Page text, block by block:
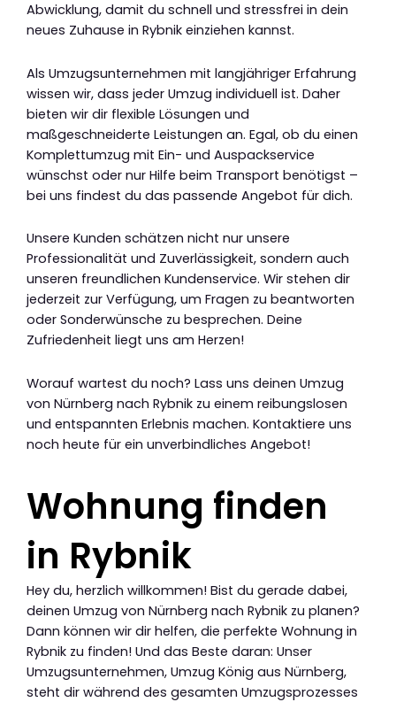
Abwicklung, damit du schnell und stressfrei in dein
neues Zuhause in Rybnik einziehen kannst.
Als Umzugsunternehmen mit langjähriger Erfahrung
wissen wir, dass jeder Umzug individuell ist. Daher
bieten wir dir flexible Lösungen und
maßgeschneiderte Leistungen an. Egal, ob du einen
Komplettumzug mit Ein- und Auspackservice
wünschst oder nur Hilfe beim Transport benötigst –
bei uns findest du das passende Angebot für dich.
Unsere Kunden schätzen nicht nur unsere
Professionalität und Zuverlässigkeit, sondern auch
unseren freundlichen Kundenservice. Wir stehen dir
jederzeit zur Verfügung, um Fragen zu beantworten
oder Sonderwünsche zu besprechen. Deine
Zufriedenheit liegt uns am Herzen!
Worauf wartest du noch? Lass uns deinen Umzug
von Nürnberg nach Rybnik zu einem reibungslosen
und entspannten Erlebnis machen. Kontaktiere uns
noch heute für ein unverbindliches Angebot!
Wohnung finden
in Rybnik
Hey du, herzlich willkommen! Bist du gerade dabei,
deinen Umzug von Nürnberg nach Rybnik zu planen?
Dann können wir dir helfen, die perfekte Wohnung in
Rybnik zu finden! Und das Beste daran: Unser
Umzugsunternehmen, Umzug König aus Nürnberg,
steht dir während des gesamten Umzugsprozesses